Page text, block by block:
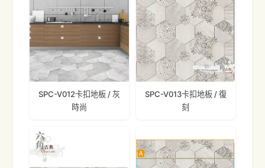
SPC-V012卡扣地板 / 灰
時尚
SPC-V013卡扣地板 / 復
刻